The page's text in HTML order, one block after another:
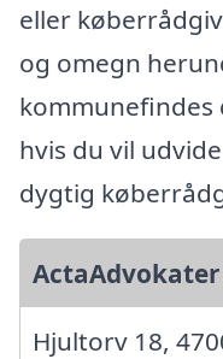
eller
og omegn
kommunefindes
hvis du vil
dygtig
ActaAdvokater
Hjultorv 18,